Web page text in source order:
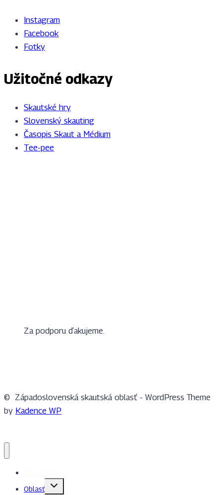
Instagram
Facebook
Fotky
Užitočné odkazy
Skautské hry
Slovenský skauting
Časopis Skaut a Médium
Tee-pee
Za podporu ďakujeme.
© Západoslovenská skautská oblasť - WordPress Theme
by Kadence WP
Oblasť
Toggle